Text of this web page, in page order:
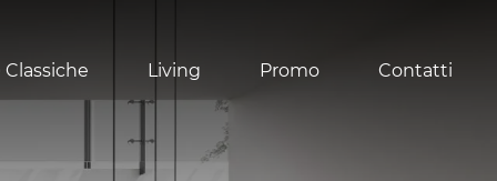
Living Promo Contatti